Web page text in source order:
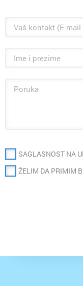
SAGLASNOST NA
ŽELIM DA PRIMIM